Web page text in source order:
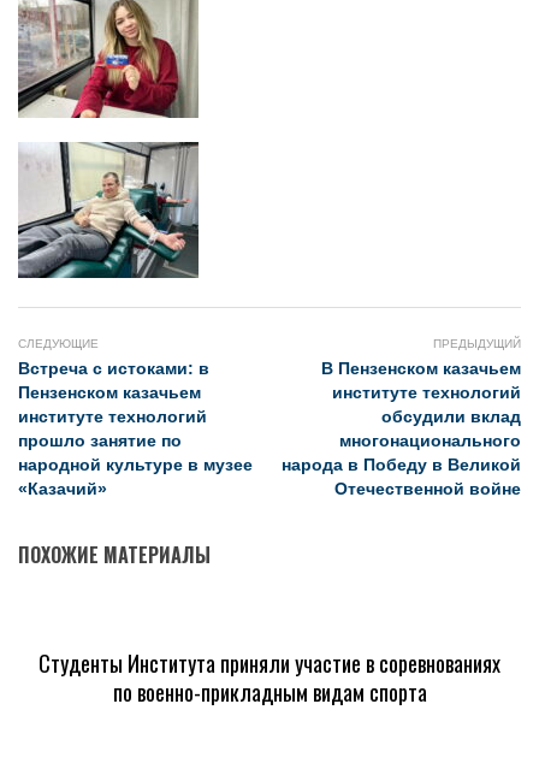
СЛЕДУЮЩИЕ
Встреча с истоками: в
Пензенском казачьем
институте технологий
прошло занятие по
народной культуре в музее
«Казачий»
ПРЕДЫДУЩИЙ
В Пензенском казачьем
институте технологий
обсудили вклад
многонационального
народа в Победу в Великой
Отечественной войне
ПОХОЖИЕ МАТЕРИАЛЫ
Студенты Института приняли участие в соревнованиях
по военно-прикладным видам спорта